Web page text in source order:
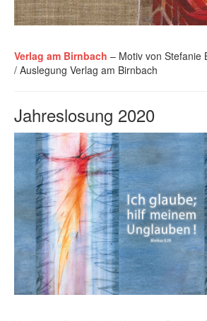
Verlag am Birnbach – Motiv von Stefanie
/ Auslegung Verlag am Birnbach
Jahreslosung 2020